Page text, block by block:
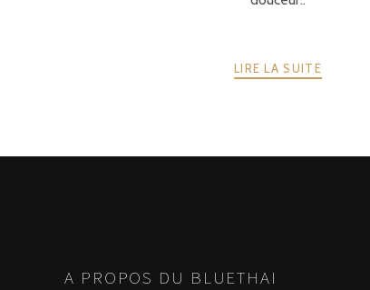
LIRE LA SUITE
A PROPOS DU BLUETHAI